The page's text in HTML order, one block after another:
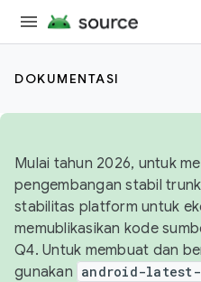
DOKUMENTASI
Mulai tahun 2026, untuk
pengembangan stabil
stabilitas platform untuk
memublikasikan kode
Q4. Untuk membuat dan
gunakan android-latest-